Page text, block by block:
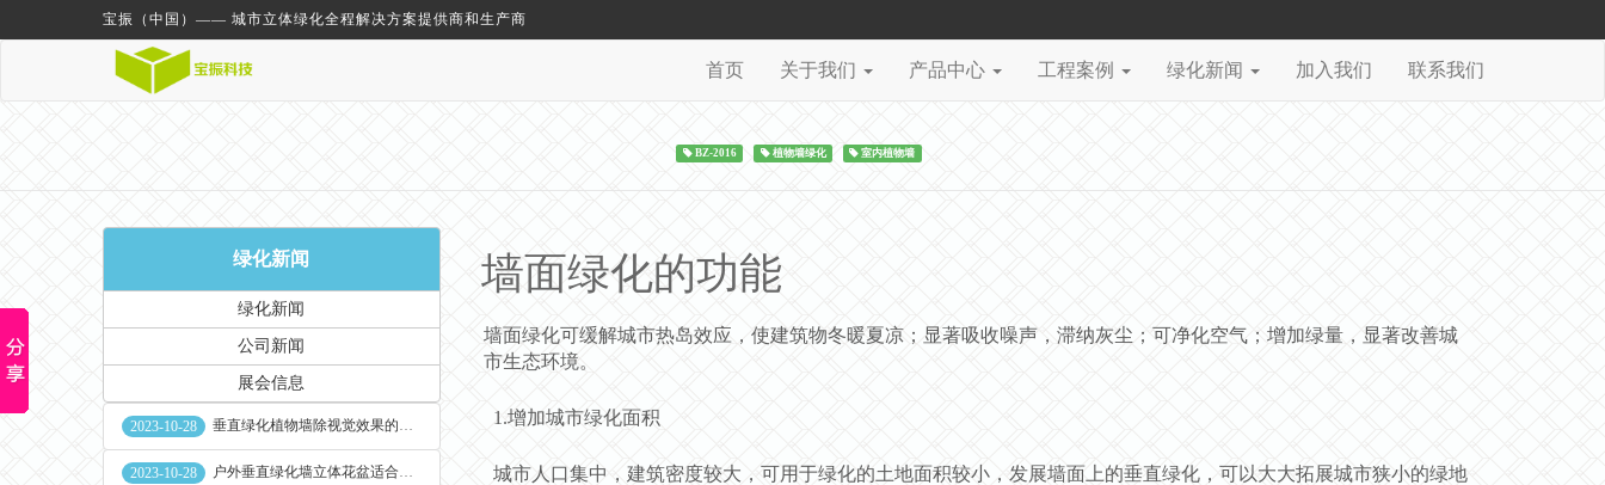
宝振（中国）—— 城市立体绿化全程解决方案提供商和生产商
首页 关于我们 产品中心 工程案例 绿化新闻 加入我们 联系我们
BZ-2016 植物墙绿化 室内植物墙
绿化新闻
绿化新闻
公司新闻
展会信息
2023-10-28 垂直绿化植物墙除视觉效果的作用外其他作用
2023-10-28 户外垂直绿化墙立体花盆适合种什么植物
墙面绿化的功能
墙面绿化可缓解城市热岛效应，使建筑物冬暖夏凉；显著吸收噪声，滞纳灰尘；可净化空气；增加绿量，显著改善城
市生态环境。
1.增加城市绿化面积
城市人口集中，建筑密度较大，可用于绿化的土地面积较小，发展墙面上的垂直绿化，可以大大拓展城市狭小的绿地